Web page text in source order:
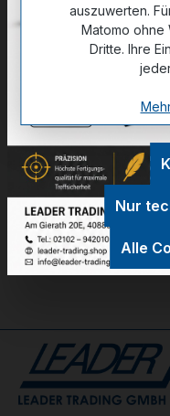
Technische Daten
GPSR Information
Bewertungen
auszuwerten.
Matomo ohne
Dritte. Ihre
Nur
Alle